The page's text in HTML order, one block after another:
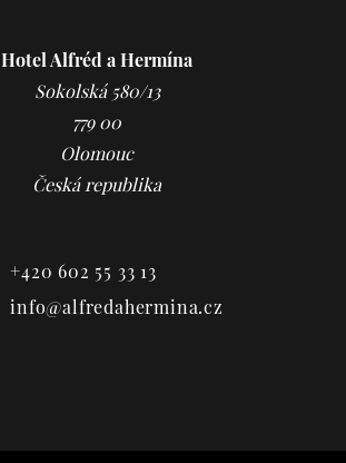
+420 602 55 33 13
info@alfredahermina.cz
Hotel Alfréd a Hermína
Sokolská 580/13
779 00
Olomouc
Česká republika